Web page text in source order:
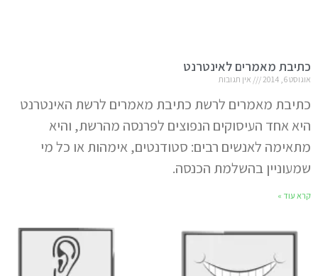
כתיבת מאמרים לאינטרנט
אוגוסט 6, 2014 אין תגובות
כתיבת מאמרים לרשת כתיבת מאמרים לרשת האינטרנט
היא אחד העיסוקים הנפוצים לפרנסה מהרשת, והיא
מתאימה לאנשים רבים: סטודנטים, אימהות או כל מי
שמעוניין בהשלמת הכנסה.
קרא עוד »